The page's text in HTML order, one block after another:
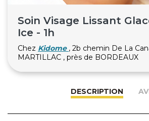
Soin Visage Lissant
Ice - 1h
Chez Kidome , 2b chemin De La
MARTILLAC , près de BORDEAUX
DESCRIPTION